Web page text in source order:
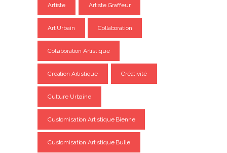
Artiste Artiste Graffeur
Art Urbain Collaboration
Collaboration Artistique
Création Artistique Créativité
Culture Urbaine
Customisation Artistique Bienne
Customisation Artistique Bulle